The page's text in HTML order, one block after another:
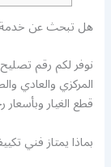
هل تبحث عن خدمة
نوفر لكم رقم
المركزي والعادي
قطع الغيار
بماذا يمتاز فني